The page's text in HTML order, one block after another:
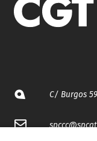
C/ Burgos
spccc@